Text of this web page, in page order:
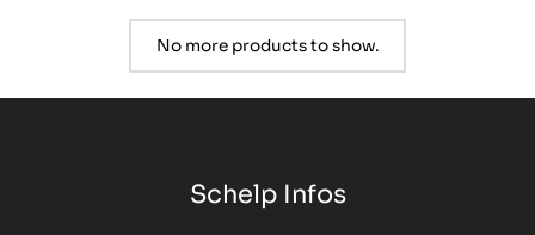
No more products to show.
Schelp Infos